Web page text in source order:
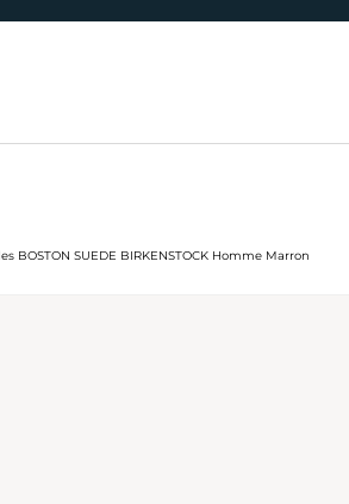
BOSTON SUEDE BIRKENSTOCK Homme Marron